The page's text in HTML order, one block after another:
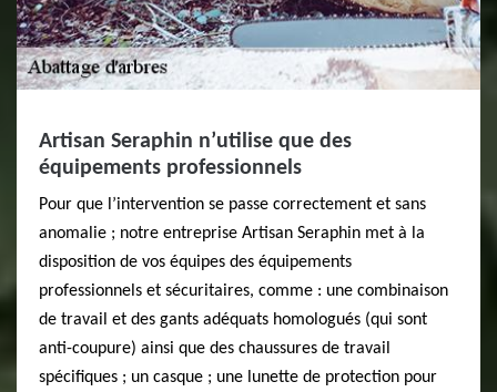
Artisan Seraphin n’utilise que des
équipements professionnels
Pour que l’intervention se passe correctement et sans
anomalie ; notre entreprise Artisan Seraphin met à la
disposition de vos équipes des équipements
professionnels et sécuritaires, comme : une combinaison
de travail et des gants adéquats homologués (qui sont
anti-coupure) ainsi que des chaussures de travail
spécifiques ; un casque ; une lunette de protection pour